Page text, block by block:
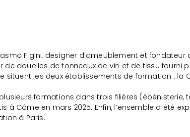
Figini, designer d’ameublement et fondateur
douelles de tonneaux de vin et de tissu fourni
situent les deux établissements de formation : la
formations dans trois filières (ébénisterie,
à Côme en mars 2025. Enfin, l’ensemble a été
à Paris.